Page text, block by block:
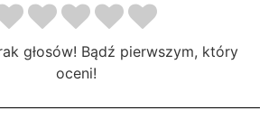
głosów! Bądź pierwszym, który
oceni!